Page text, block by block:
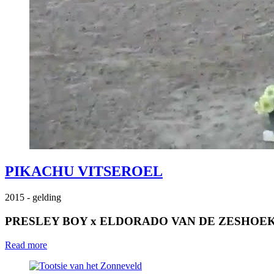
PIKACHU VITSEROEL
2015 - gelding
PRESLEY BOYx ELDORADO VAN DE
Read more